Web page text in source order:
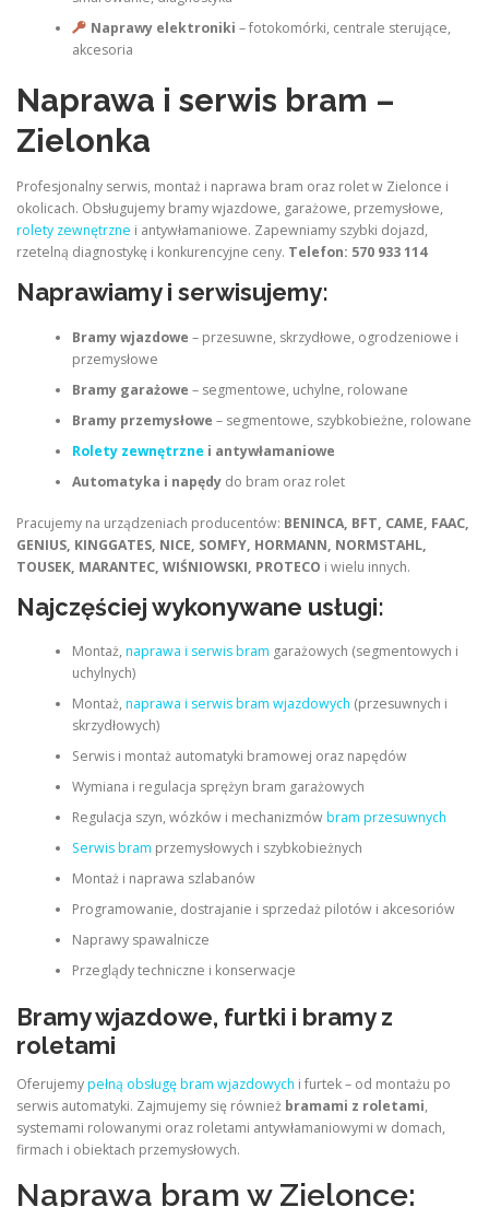
Naprawy elektroniki – fotokomórki, centrale sterujące,
akcesoria
Naprawa i serwis bram –
Zielonka
Profesjonalny serwis, montaż i naprawa bram oraz rolet w Zielonce i
okolicach. Obsługujemy bramy wjazdowe, garażowe, przemysłowe,
rolety zewnętrzne i antywłamaniowe. Zapewniamy szybki dojazd,
rzetelną diagnostykę i konkurencyjne ceny. Telefon: 570 933 114
Naprawiamy i serwisujemy:
Bramy wjazdowe – przesuwne, skrzydłowe, ogrodzeniowe i
przemysłowe
Bramy garażowe – segmentowe, uchylne, rolowane
Bramy przemysłowe – segmentowe, szybkobieżne, rolowane
Rolety zewnętrzne i antywłamaniowe
Automatyka i napędydo bram oraz rolet
Pracujemy na urządzeniach producentów: BENINCA, BFT, CAME, FAAC,
GENIUS, KINGGATES, NICE, SOMFY, HORMANN, NORMSTAHL,
TOUSEK, MARANTEC, WIŚNIOWSKI, PROTECO i wielu innych.
Najczęściej wykonywane usługi:
Montaż, naprawa i serwis bram garażowych (segmentowych i
uchylnych)
Montaż, naprawa i serwis bram wjazdowych (przesuwnych i
skrzydłowych)
Serwis i montaż automatyki bramowej oraz napędów
Wymiana i regulacja sprężyn bram garażowych
Regulacja szyn, wózków i mechanizmówbram przesuwnych
Serwis bram przemysłowych i szybkobieżnych
Montaż i naprawa szlabanów
Programowanie, dostrajanie i sprzedaż pilotów i akcesoriów
Naprawy spawalnicze
Przeglądy techniczne i konserwacje
Bramy wjazdowe, furtki i bramy z
roletami
Oferujemypełną obsługę bram wjazdowych i furtek – od montażu po
serwis automatyki. Zajmujemy się również bramami z roletami,
systemami rolowanymi oraz roletami antywłamaniowymi w domach,
firmach i obiektach przemysłowych.
Naprawa bram w Zielonce: